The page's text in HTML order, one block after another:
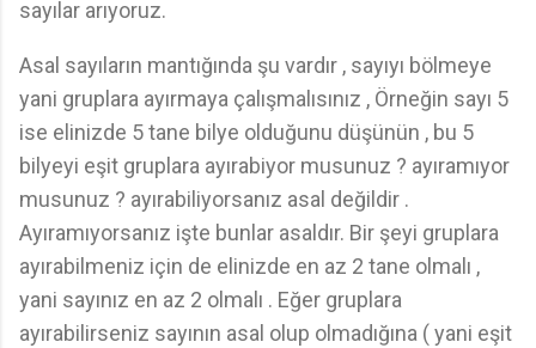
sayılar arıyoruz.
Asal sayıların mantığında şu vardır , sayıyı bölmeye
yani gruplara ayırmaya çalışmalısınız , Örneğin sayı 5
ise elinizde 5 tane bilye olduğunu düşünün , bu 5
bilyeyi eşit gruplara ayırabiyor musunuz ? ayıramıyor
musunuz ? ayırabiliyorsanız asal değildir .
Ayıramıyorsanız işte bunlar asaldır. Bir şeyi gruplara
ayırabilmeniz için de elinizde en az 2 tane olmalı ,
yani sayınız en az 2 olmalı . Eğer gruplara
ayırabilirseniz sayının asal olup olmadığına ( yani eşit